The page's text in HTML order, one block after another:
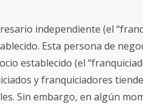
independiente (el
Esta persona de
establecido (el
y franquiciadores
Sin embargo, en algún